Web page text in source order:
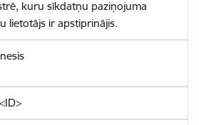
kuru sīkdatņu paziņojuma
lietotājs ir apstiprinājis.